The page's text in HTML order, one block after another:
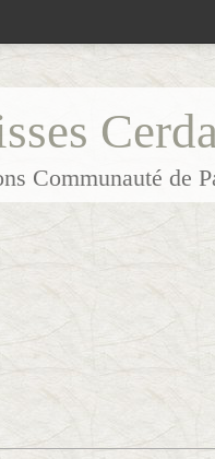
Communauté de